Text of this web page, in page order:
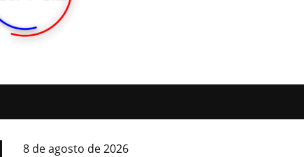
8 de agosto de 2026